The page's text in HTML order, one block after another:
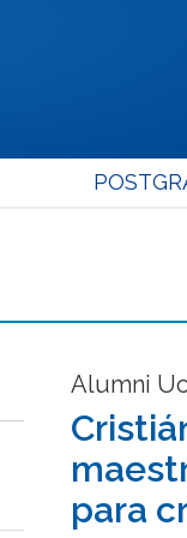
Alumni
para